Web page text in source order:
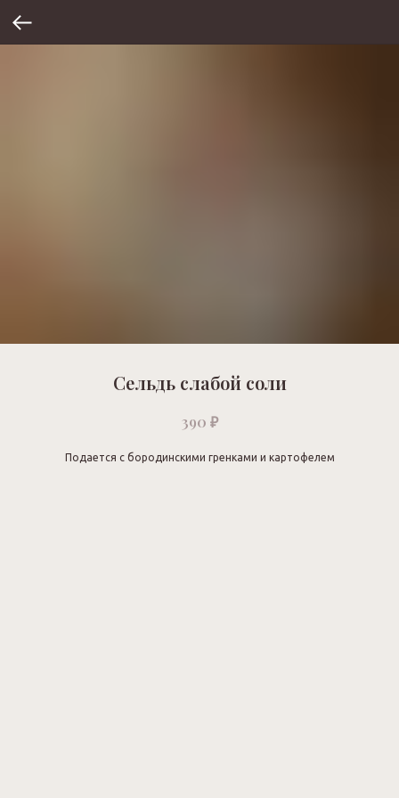
Сельдь слабой соли
390 ₽
Подается с бородинскими гренками и картофелем